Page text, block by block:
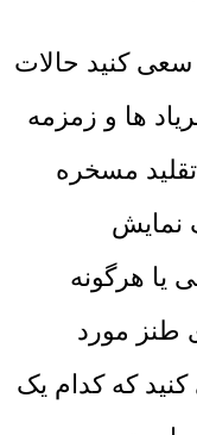
سعی کنید حالات
ها و زمزمه
مسخره
نمایش
یا هرگونه
طنز مورد
کنید که کدام یک